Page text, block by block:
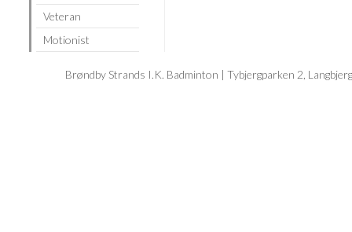
Veteran
Motionist
Brøndby Strands I.K. Badminton | Tybjergparken 2,